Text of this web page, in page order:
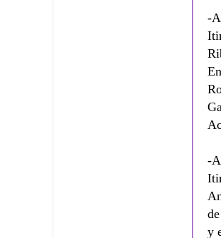
-
-
y